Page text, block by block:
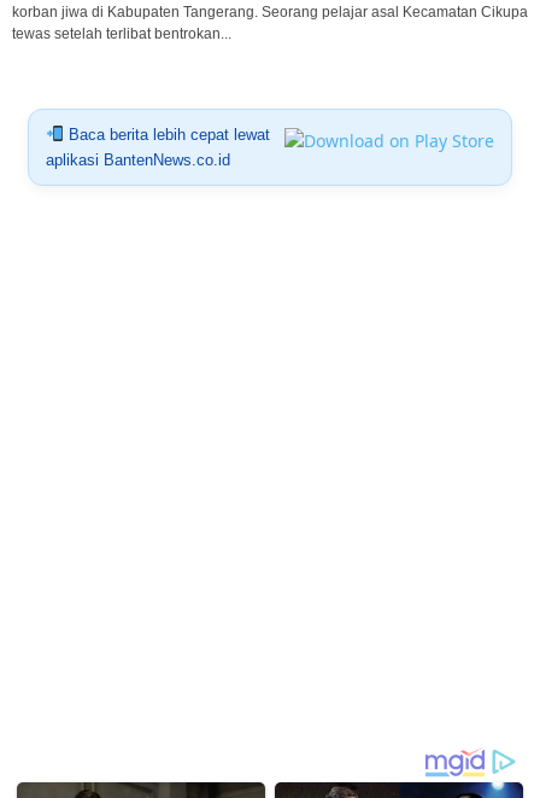
korban jiwa di Kabupaten Tangerang. Seorang pelajar asal Kecamatan Cikupa
tewas setelah terlibat bentrokan...
Baca berita lebih cepat lewat
aplikasi BantenNews.co.id